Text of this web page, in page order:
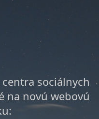
sociálnych
na novú webovú